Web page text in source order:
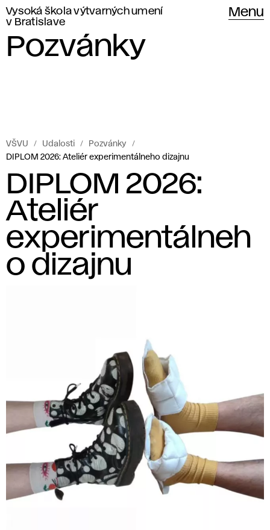
Vysoká škola výtvarných umení
v Bratislave
Menu
Pozvánky
VŠVU Udalosti
Pozvánky
DIPLOM 2026: Ateliér experimentálneho dizajnu
DIPLOM 2026:
Ateliér
experimentálneh
o dizajnu